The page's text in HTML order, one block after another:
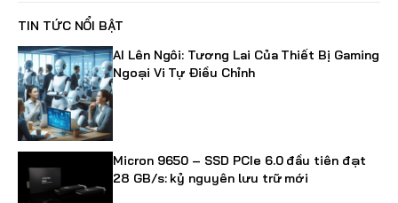
TIN TỨC NỔI BẬT
AI Lên Ngôi: Tương Lai Của Thiết Bị Gaming
Ngoại Vi Tự Điều Chỉnh
Micron 9650 – SSD PCIe 6.0 đầu tiên đạt
28 GB/s: kỷ nguyên lưu trữ mới